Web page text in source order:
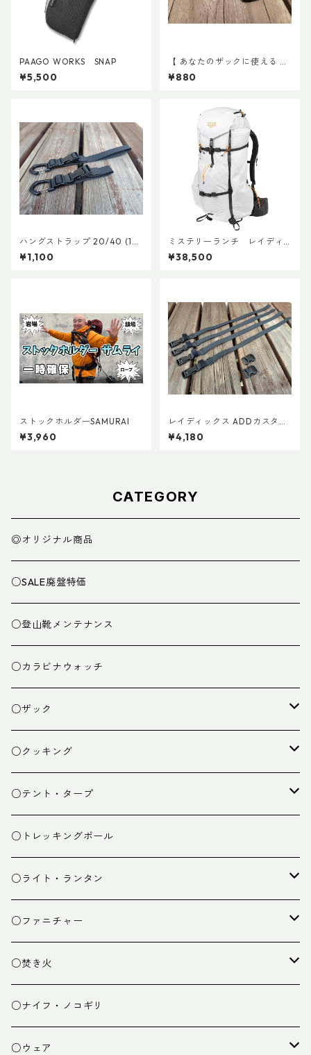
PAAGO WORKS SNAP
¥5,500
【 あなたのザックに使える 】
キャッチ7
¥880
ハングストラップ 20/40 (1
本)
¥1,100
ミステリーランチ レイディ
ックス47
¥38,500
ストックホルダーSAMURAI
¥3,960
レイディックス ADDカスタム
パーツ Ver.3
¥4,180
CATEGORY
◎オリジナル商品
○SALE廃盤特価
○登山靴メンテナンス
○カラビナウォッチ
○ザック
ザック
スタッフバッグ
ザック小物
○クッキング
クッカー
バーナー
カトラリー
クッキング小物
○テント・タープ
テント
タープ
ペグ・ハンマー・小物
○トレッキングポール
○ライト・ランタン
ライト
ランタン
○ファニチャー
テーブル
チェア
○焚き火
焚き火台
焚き火小物
○ナイフ・ノコギリ
○ウェア